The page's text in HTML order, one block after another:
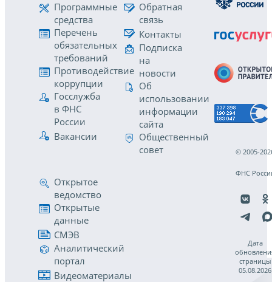
Программные
средства
Перечень
обязательных
требований
Противодействие
коррупции
Госслужба
в ФНС
России
Вакансии
Обратная
связь
Контакты
Подписка
на
новости
Об
использовании
информации
сайта
Общественный
совет
Открытое
ведомство
Открытые
данные
СМЭВ
Аналитический
портал
Видеоматериалы
© 2005-
ФНС
Дата
страницы
05.08.2026